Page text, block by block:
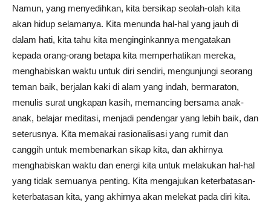
Namun, yang menyedihkan, kita bersikap seolah-olah kita
akan hidup selamanya. Kita menunda hal-hal yang jauh di
dalam hati, kita tahu kita menginginkannya mengatakan
kepada orang-orang betapa kita memperhatikan mereka,
menghabiskan waktu untuk diri sendiri, mengunjungi seorang
teman baik, berjalan kaki di alam yang indah, bermaraton,
menulis surat ungkapan kasih, memancing bersama anak-
anak, belajar meditasi, menjadi pendengar yang lebih baik, dan
seterusnya. Kita memakai rasionalisasi yang rumit dan
canggih untuk membenarkan sikap kita, dan akhirnya
menghabiskan waktu dan energi kita untuk melakukan hal-hal
yang tidak semuanya penting. Kita mengajukan keterbatasan-
keterbatasan kita, yang akhirnya akan melekat pada diri kita.